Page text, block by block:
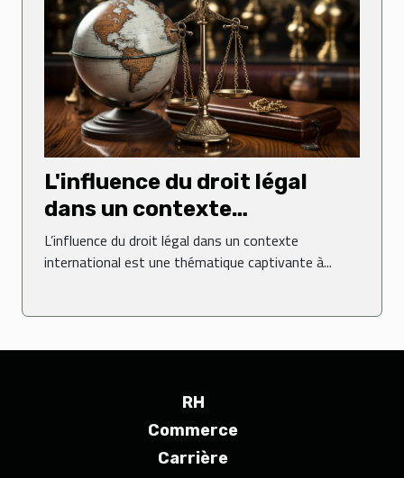
L'influence du droit légal
dans un contexte
international
L’influence du droit légal dans un contexte
international est une thématique captivante à...
RH
Commerce
Carrière